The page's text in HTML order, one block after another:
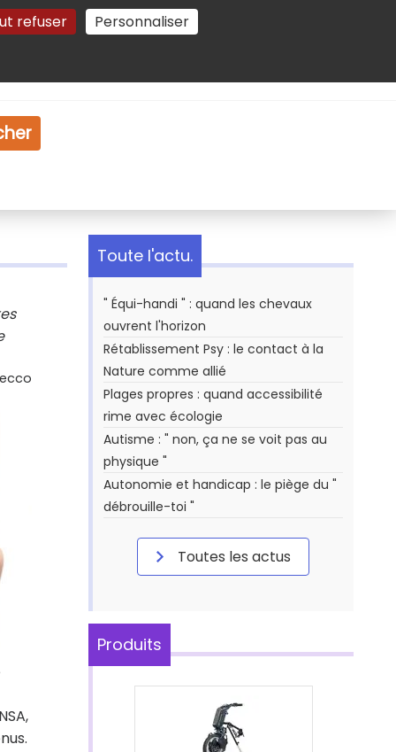
refuser Personnaliser
Gestion des cookies
Toute l'actu.
" Équi-handi " : quand les chevaux
ouvrent l'horizon
Rétablissement Psy : le contact à la
Nature comme allié
Plages propres : quand accessibilité
rime avec écologie
Autisme : " non, ça ne se voit pas au
physique "
Autonomie et handicap : le piège du "
débrouille-toi "
Toutes les actus
Produits